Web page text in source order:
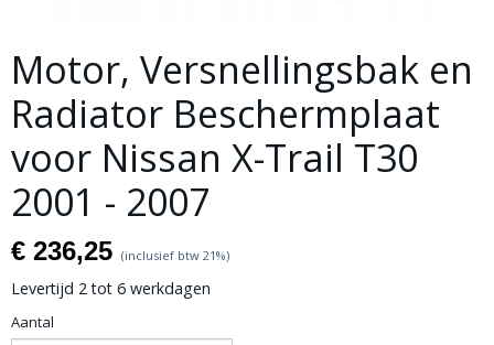
Motor, Versnellingsbak en
Radiator Beschermplaat
voor Nissan X-Trail T30
2001 - 2007
€ 236,25 (inclusief btw 21%)
Levertijd 2 tot 6 werkdagen
Aantal